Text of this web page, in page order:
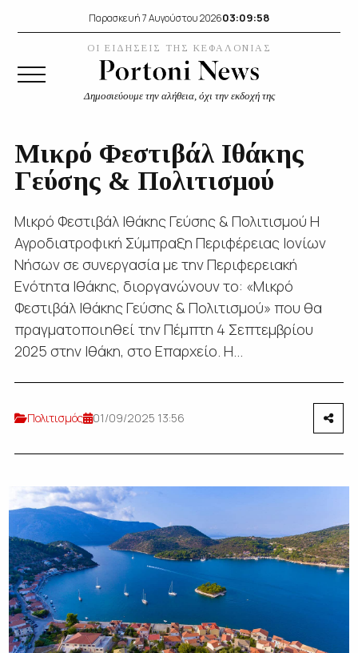
Παρασκευή 7 Αυγούστου 202603:09:59
ΟΙ ΕΙΔΗΣΕΙΣ ΤΗΣ ΚΕΦΑΛΟΝΙΑΣ
Δημοσιεύουμε την αλήθεια, όχι την εκδοχή της
Μικρό Φεστιβάλ Ιθάκης
Γεύσης & Πολιτισμού
Μικρό Φεστιβάλ Ιθάκης Γεύσης & Πολιτισμού Η
Αγροδιατροφική Σύμπραξη Περιφέρειας Ιονίων
Νήσων σε συνεργασία με την Περιφερειακή
Ενότητα Ιθάκης, διοργανώνουν το: «Μικρό
Φεστιβάλ Ιθάκης Γεύσης & Πολιτισμού» που θα
πραγματοποιηθεί την Πέμπτη 4 Σεπτεμβρίου
2025 στην Ιθάκη, στο Επαρχείο. Η...
Πολιτισμός 01/09/2025 13:56